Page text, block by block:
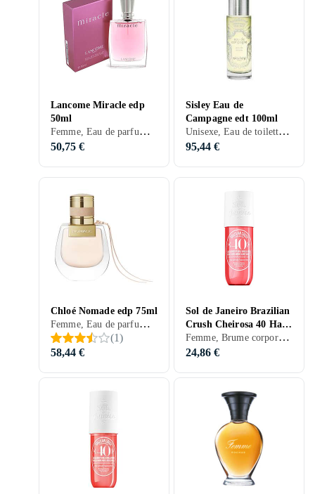
Lancome Miracle edp
50ml
Femme, Eau de parfum, 50 ml, Miracle, Musc, Apelsin, Mandarine, Freesia, Ros, Fleur d'oranger, Pivoine, Mandarine, Poivre, Patchouli, Gingembre, Magnolia, Cuir, Jasmin, Ambre gris, Prune, Lychee
50,75 €
Sisley Eau de
Campagne edt 100ml
Unisexe, Eau de toilette, 100 ml, Musc, Lys, Basilic, Citron, Bergamote, Muguet, Vétiver, Champagne, Galbanum, Patchouli, Mousse, Jasmin, Prune, Noix de muscade, Géranium, Mousse de chêne
95,44 €
Chloé Nomade edp 75ml
Femme, Eau de parfum, 75 ml, Nomade, Musc, Bois de santal, Apelsin, Mandarine, Freesia, Citron, Ros, Chêne, Bergamote, Bois, Poivre, Patchouli, Mousse, Cuir, Jasmin, Ambre gris, Pêche, Prune, Mousse de chêne, Thé vert
(1)
58,44 €
Sol de Janeiro Brazilian
Crush Cheirosa 40 Hair
& Brume Corporelle
240ml
Femme, Brume corporelle, 240 ml, Musc, Orchidée, Bois, Jasmin, Vanille, Prune
24,86 €